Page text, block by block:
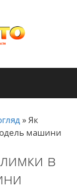
»Як
машини
в